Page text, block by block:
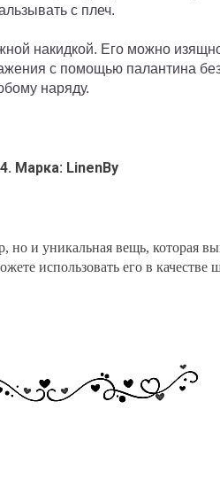
с плеч.
накидкой. Его можно
с помощью палантина
наряду.
Марка: LinenBy
и уникальная вещь, которая
использовать его в